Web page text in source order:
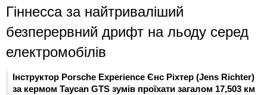
Гіннесса за найтриваліший
безперервний дрифт на льоду серед
електромобілів
Інструктор Porsche Experience Єнс Ріхтер (Jens Richter)
за кермом Taycan GTS зумів проїхати загалом 17,503 км